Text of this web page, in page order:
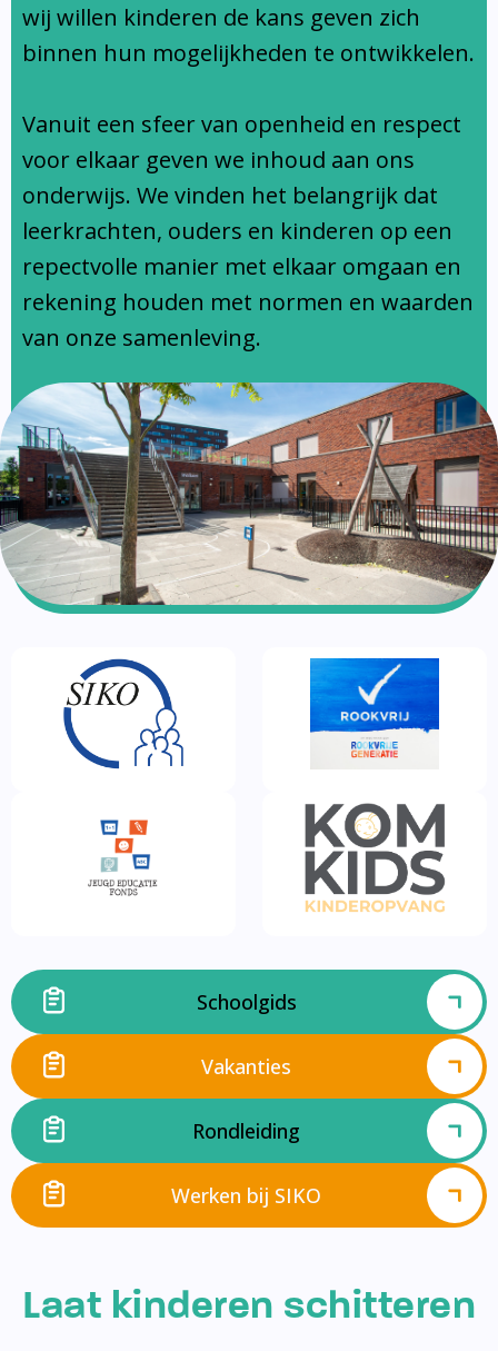
Ondersteuningsprofiel
wij willen kinderen de kans geven zich
binnen hun mogelijkheden te ontwikkelen.
Vanuit een sfeer van openheid en respect
voor elkaar geven we inhoud aan ons
onderwijs. We vinden het belangrijk dat
leerkrachten, ouders en kinderen op een
repectvolle manier met elkaar omgaan en
rekening houden met normen en waarden
van onze samenleving.
Schoolgids
Vakanties
Rondleiding
Werken bij SIKO
Laat kinderen schitteren